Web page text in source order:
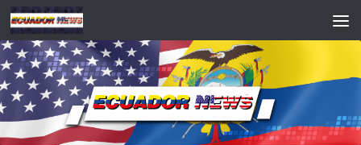
Saltar al contenido